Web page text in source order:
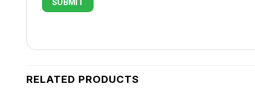
RELATED PRODUCTS